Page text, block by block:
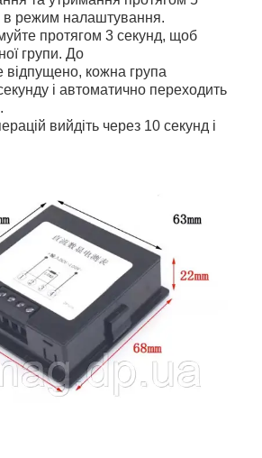
в режим налаштування.
протягом 3 секунд, щоб
групи. До
кожна група
і автоматично переходить
вийдіть через 10 секунд і